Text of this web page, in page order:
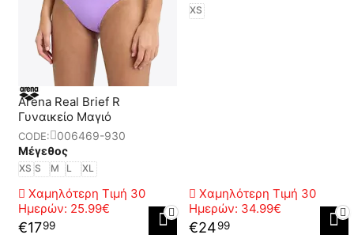
Arena Real Brief R
Γυναικείο Μαγιό
CODE:
006469-930
Μέγεθος
XS S M L XL
Χαμηλότερη Τιμή 30
Ημερών: 25.99€
€1799
XS
Χαμηλότερη Τιμή 30
Ημερών: 34.99€
€2499